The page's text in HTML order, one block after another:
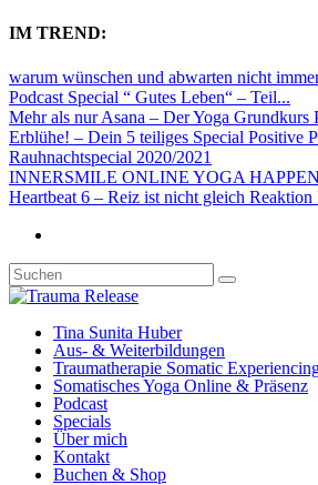
IM TREND:
warum wünschen und abwarten nicht
Podcast Special “ Gutes Leben“ – Teil...
Mehr als nur Asana – Der Yoga Grundkurs
Erblühe! – Dein 5 teiliges Special Positive
Rauhnachtspecial 2020/2021
INNERSMILE ONLINE YOGA
Heartbeat 6 – Reiz ist nicht gleich Reaktion
Tina Sunita Huber
Aus- & Weiterbildungen
Traumatherapie Somatic
Somatisches Yoga Online & Präsenz
Podcast
Specials
Über mich
Kontakt
Buchen & Shop